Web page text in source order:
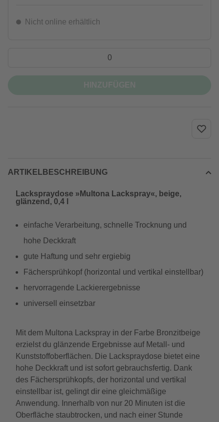
Nicht online erhältlich
ARTIKELBESCHREIBUNG
Lackspraydose »Multona Lackspray«, beige,
glänzend, 0,4 l
einfache Verarbeitung, schnelle Trocknung und
hohe Deckkraft
gute Haftung und sehr ergiebig
Fächersprühkopf (horizontal und vertikal einstellbar)
hervorragende Lackierergebnisse
universell einsetzbar
Mit dem Multona Lackspray in der Farbe Bronzitbeige
erzielst du glänzende Ergebnisse auf Metall- und
Kunststoffoberflächen. Die Lackspraydose bietet eine
hohe Deckkraft und ist sofort gebrauchsfertig. Dank
des Fächersprühkopfs, der horizontal und vertikal
einstellbar ist, gelingt dir eine gleichmäßige
Anwendung. Innerhalb von nur 20 Minuten ist die
Oberfläche staubtrocken, und nach einer Stunde